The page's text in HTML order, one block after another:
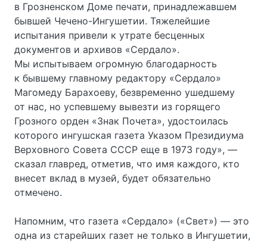
в Грозненском Доме печати, принадлежавшем
бывшей Чечено-Ингушетии. Тяжелейшие
испытания привели к утрате бесценных
документов и архивов «Сердало».
Мы испытываем огромную благодарность
к бывшему главному редактору «Сердало»
Магомеду Барахоеву, безвременно ушедшему
от нас, но успевшему вывезти из горящего
Грозного орден «Знак Почета», удостоилась
которого ингушская газета Указом Президиума
Верховного Совета СССР еще в 1973 году», —
сказал главред, отметив, что имя каждого, кто
внесет вклад в музей, будет обязательно
отмечено.
Напомним, что газета «Сердало» («Свет») — это
одна из старейших газет не только в Ингушетии,